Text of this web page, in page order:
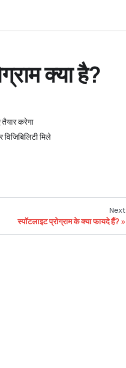
क्या है?
करेगा
मिले
Next
स्पॉटलाइट प्रोग्राम के क्या फायदे हैं?